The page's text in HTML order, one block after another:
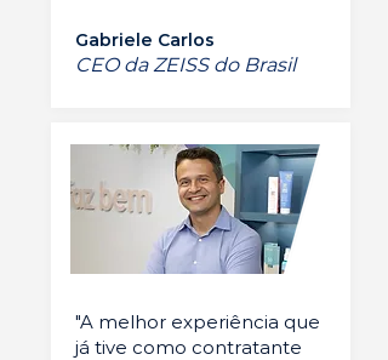
Gabriele Carlos
CEO da ZEISS do Brasil
"A melhor experiência que
já tive como contratante